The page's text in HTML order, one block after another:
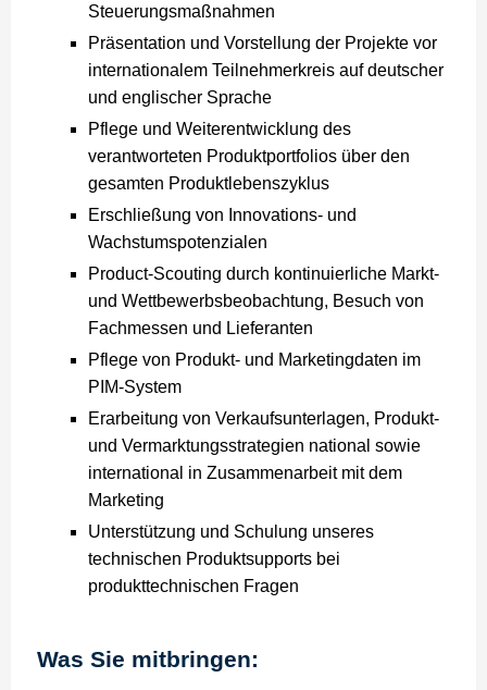
Steuerungsmaßnahmen
Präsentation und Vorstellung der Projekte vor
internationalem Teilnehmerkreis auf deutscher
und englischer Sprache
Pflege und Weiterentwicklung des
verantworteten Produktportfolios über den
gesamten Produktlebenszyklus
Erschließung von Innovations- und
Wachstumspotenzialen
Product-Scouting durch kontinuierliche Markt-
und Wettbewerbsbeobachtung, Besuch von
Fachmessen und Lieferanten
Pflege von Produkt- und Marketingdaten im
PIM-System
Erarbeitung von Verkaufsunterlagen, Produkt-
und Vermarktungsstrategien national sowie
international in Zusammenarbeit mit dem
Marketing
Unterstützung und Schulung unseres
technischen Produktsupports bei
produkttechnischen Fragen
Was Sie mitbringen: